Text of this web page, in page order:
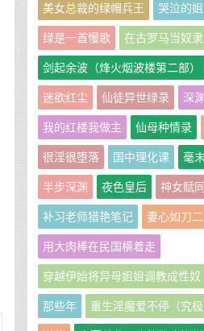
美女总裁的绿帽兵王 哭泣的姐
绿是一首慢歌 在古罗马当奴
剑起余波（烽火烟波楼第二部）
迷欲红尘 仙徒异世绿录 深
我的红楼我做主 仙母种情录
很淫很堕落 国中理化课 毫
半步深渊 夜色皇后 神女赋
补习老师猎艳笔记 妻心如刀二
用大肉棒在民国横着走
穿越伊始将异母姐姐调教成性奴
那些年 重生淫魔爱不停（究极